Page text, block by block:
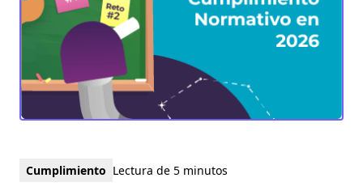
Cumplimiento Lectura de 5 minutos